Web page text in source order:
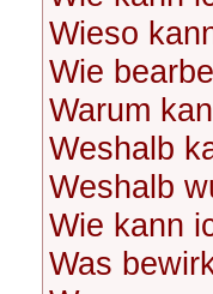
Wieso
Wie
Warum
Weshalb
Weshalb
Wie kann
Was